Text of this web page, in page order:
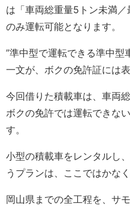
は「車両総重量5トン未満
のみ運転可能となります。
”準中型で運転できる準中型
一文が、ボクの免許証には
今回借りた積載車は、車両
ボクの免許では運転できな
す。
小型の積載車をレンタルし
うプランは、ここではかな
岡山県までの全工程を、サ